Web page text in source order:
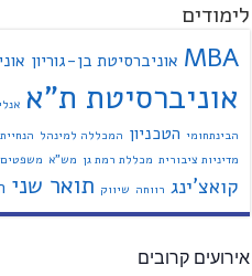
לימודים
MBA אוניברסיטת בן-גוריון
אוניברסיטת ת"א
הבינתחומי הטכניון המכללה למינהל
מדיניות ציבורית מכללת רמת גן מש"א משפטים
קואצ'ינג רווחה שיווק תואר שני
אירועים קרובים